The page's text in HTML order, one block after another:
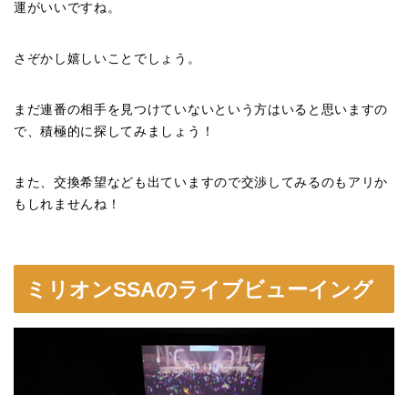
運がいいですね。
さぞかし嬉しいことでしょう。
まだ連番の相手を見つけていないという方はいると思いますの
で、積極的に探してみましょう！
また、交換希望なども出ていますので交渉してみるのもアリか
もしれませんね！
ミリオンSSAのライブビューイング